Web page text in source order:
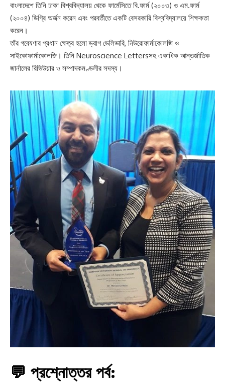
বাংলাদেশে তিনি ঢাকা বিশ্ববিদ্যালয় থেকে ফার্মেসিতে বি.ফার্ম (২০০৩) ও এম.ফার্ম
(২০০৪) ডিগ্রি অর্জন করেন এবং পরবর্তীতে একটি বেসরকারি বিশ্ববিদ্যালয়ে শিক্ষকতা
করেন।
তাঁর গবেষণার প্রধান ক্ষেত্র হলো ড্রাগ ডেলিভারি, নিউরোফার্মাকোলজি ও
সাইকোফার্মাকোলজি। তিনি Neuroscience Lettersসহ একাধিক আন্তর্জাতিক
জার্নালের রিভিউয়ার ও সম্পাদকমণ্ডলীর সদস্য।
💬 প্রশ্নোত্তর পর্ব: